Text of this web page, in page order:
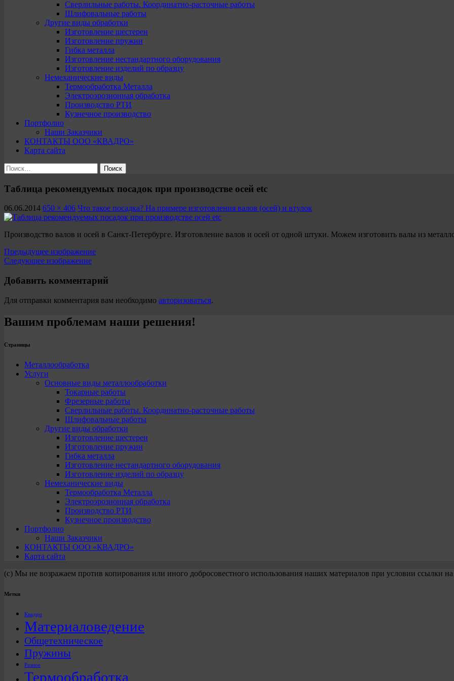
Сверлильные работы. Координатно-расточные работы
Шлифовальные работы
Другие виды обработки
Изготовление шестерен
Изготовление пружин
Гибка металла
Изготовление нестандартного оборудования
Изготовление изделий по образцу
Немеханические виды
Термообработка Металла
Электроэрозионная обработка
Производство РТИ
Кузнечное производство
Портфолио
Наши Заказчики
КОНТАКТЫ ООО «КВАДРО»
Карта сайта
Найти:
Таблица рекомендуемых посадок при производстве осей etc
06.06.2014 650 × 406 Что такое посадка? На примере изготовления валов (осей) и втулок
Производство валов и осей в Санкт-Петербурге. Изготовление валов и осей от одной штуки. Можем изготовить валы из
Предыдущее изображение
Следующее изображение
Добавить комментарий
Для отправки комментария вам необходимо авторизоваться.
Вашим проблемам наши решения!
Страницы
Металлообработка
Услуги
Основные виды металлообработки
Токарные работы
Фрезерные работы
Сверлильные работы. Координатно-расточные работы
Шлифовальные работы
Другие виды обработки
Изготовление шестерен
Изготовление пружин
Гибка металла
Изготовление нестандартного оборудования
Изготовление изделий по образцу
Немеханические виды
Термообработка Металла
Электроэрозионная обработка
Производство РТИ
Кузнечное производство
Портфолио
Наши Заказчики
КОНТАКТЫ ООО «КВАДРО»
Карта сайта
(с) Мы не возражаем против копирования или иного добросовестного использования наших материалов при условии ссылки
Метки
Квадро
Материаловедение
Общетехническое
Пружины
Разное
Термообработка